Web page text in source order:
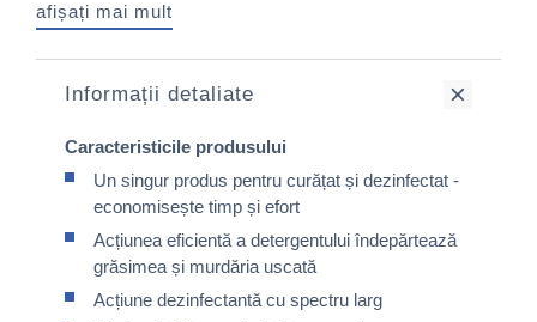
afișați mai mult
Informații detaliate
Caracteristicile produsului
Un singur produs pentru curățat și dezinfectat -
economisește timp și efort
Acțiunea eficientă a detergentului îndepărtează
grăsimea și murdăria uscată
Acțiune dezinfectantă cu spectru larg